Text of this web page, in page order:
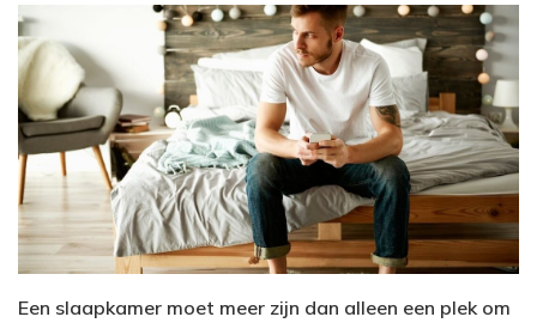
Een slaapkamer moet meer zijn dan alleen een plek om